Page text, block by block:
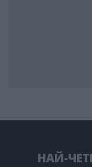
НАЙ-